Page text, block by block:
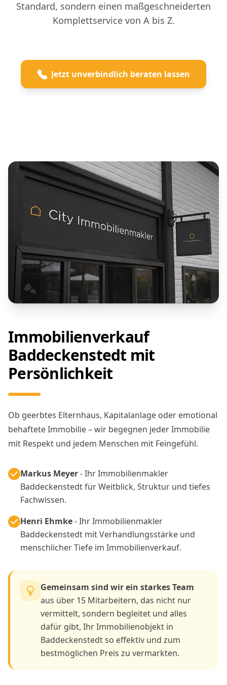
Standard, sondern einen maßgeschneiderten
Komplettservice von A bis Z.
Jetzt unverbindlich beraten lassen
Immobilienverkauf
Baddeckenstedt mit
Persönlichkeit
Ob geerbtes Elternhaus, Kapitalanlage oder emotional
behaftete Immobilie – wir begegnen jeder Immobilie
mit Respekt und jedem Menschen mit Feingefühl.
Markus Meyer- Ihr Immobilienmakler
Baddeckenstedt für Weitblick, Struktur und tiefes
Fachwissen.
Henri Ehmke- Ihr Immobilienmakler
Baddeckenstedt mit Verhandlungsstärke und
menschlicher Tiefe im Immobilienverkauf.
Gemeinsam sind wir ein starkes Team
aus über 15 Mitarbeitern, das nicht nur
vermittelt, sondern begleitet und alles
dafür gibt, Ihr Immobilienobjekt in
Baddeckenstedt so effektiv und zum
bestmöglichen Preis zu vermarkten.